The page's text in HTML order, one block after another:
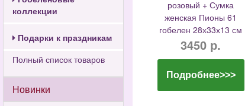
коллекции
Подарки к праздникам
Полный список товаров
Новинки
розовый + Сумка
женская Пионы 61
гобелен 28х33х13 см
3450 р.
Подробнее>>>